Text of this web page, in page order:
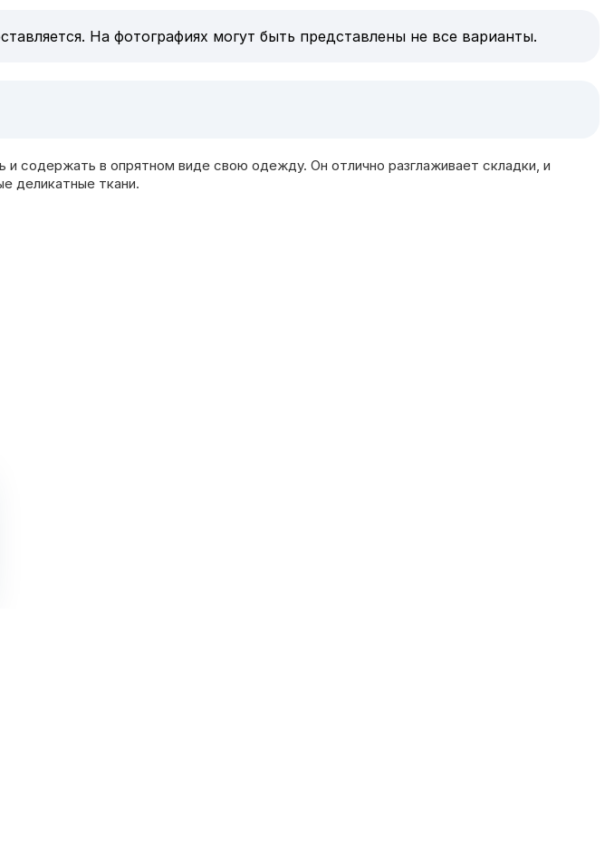
На фотографиях могут быть представлены не все варианты.
содержать в опрятном виде свою одежду. Он отлично разглаживает складки, и
деликатные ткани.